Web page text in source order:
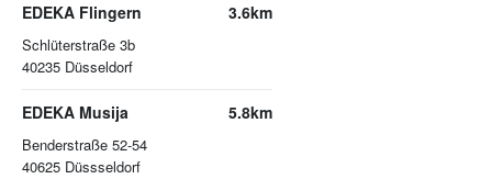
EDEKA Flingern
Schlüterstraße 3b
40235 Düsseldorf
3.6km
EDEKA Musija
Benderstraße 52-54
40625 Düssseldorf
5.8km